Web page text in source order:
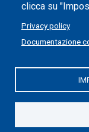
clicca su
Privacy policy
Documentazione
Politecnico di
Torino, ITALIA |